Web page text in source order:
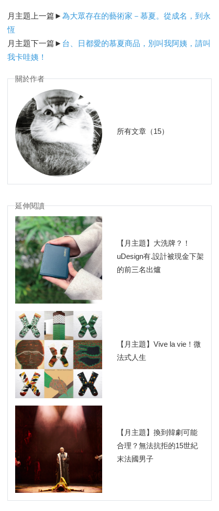
月主題上一篇►為大眾存在的藝術家－慕夏。從成名，到永
恆
月主題下一篇► 台、日都愛的慕夏商品，別叫我阿姨，請叫
我卡哇姨！
關於作者
所有文章（15）
延伸閱讀
【月主題】大洗牌？！
uDesign有.設計被現金下架
的前三名出爐
【月主題】Vive la vie！微
法式人生
【月主題】換到韓劇可能
合理？無法抗拒的15世紀
末法國男子